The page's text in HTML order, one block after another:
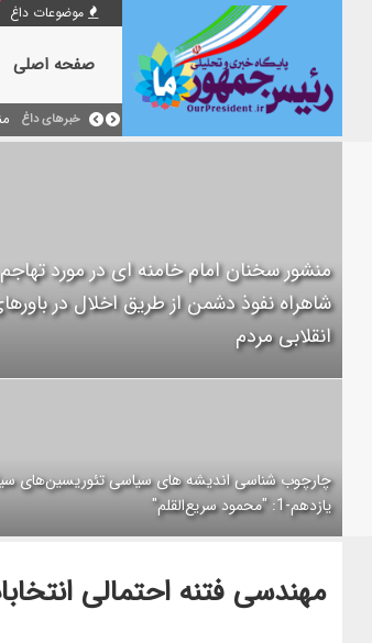
موضوعات داغ
صفحه اصلی
خبرهای داغ
منشور سخنان امام خامنه ای در مورد
شاهراه نفوذ دشمن از طریق اخلال در
انقلابی مردم
چارچوب شناسی اندیشه های سیاسی تئوریسین‌های
یازدهم-1: "محمود سریع‌القلم‌"
مهندسی فتنه احتمالی